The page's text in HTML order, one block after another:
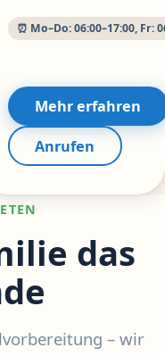
⏰ Mo–Do: 06:00–17:00, Fr:
Mehr erfahren
Anrufen
das
– wir